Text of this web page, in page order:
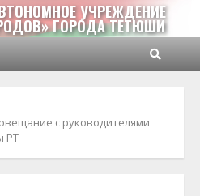
УЧРЕЖДЕНИЕ
ГОРОДА ТЕТЮШИ
с руководителями
РТ